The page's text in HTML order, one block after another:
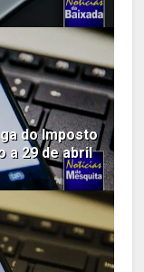
do Imposto
a 29 de abril